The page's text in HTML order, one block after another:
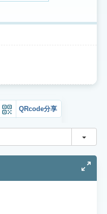
QRcode分享
切換